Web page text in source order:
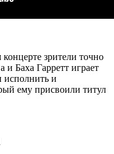
зрители точно
и Баха Гарретт играет
исполнить и
ему присвоили титул